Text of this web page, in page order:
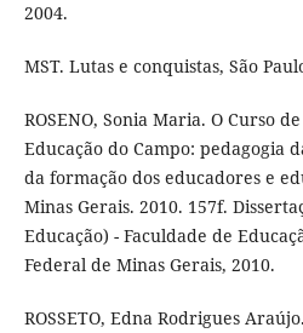
2004.
MST. Lutas e conquistas, São
ROSENO, Sonia Maria. O Curso
Educação do Campo: pedagogia
da formação dos educadores e
Minas Gerais. 2010. 157f.
Educação) - Faculdade de
Federal de Minas Gerais, 2010.
ROSSETO, Edna Rodrigues